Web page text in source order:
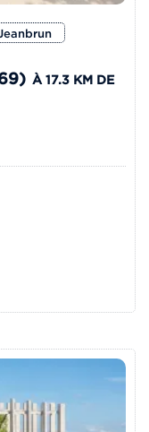
À 17.3 KM DE